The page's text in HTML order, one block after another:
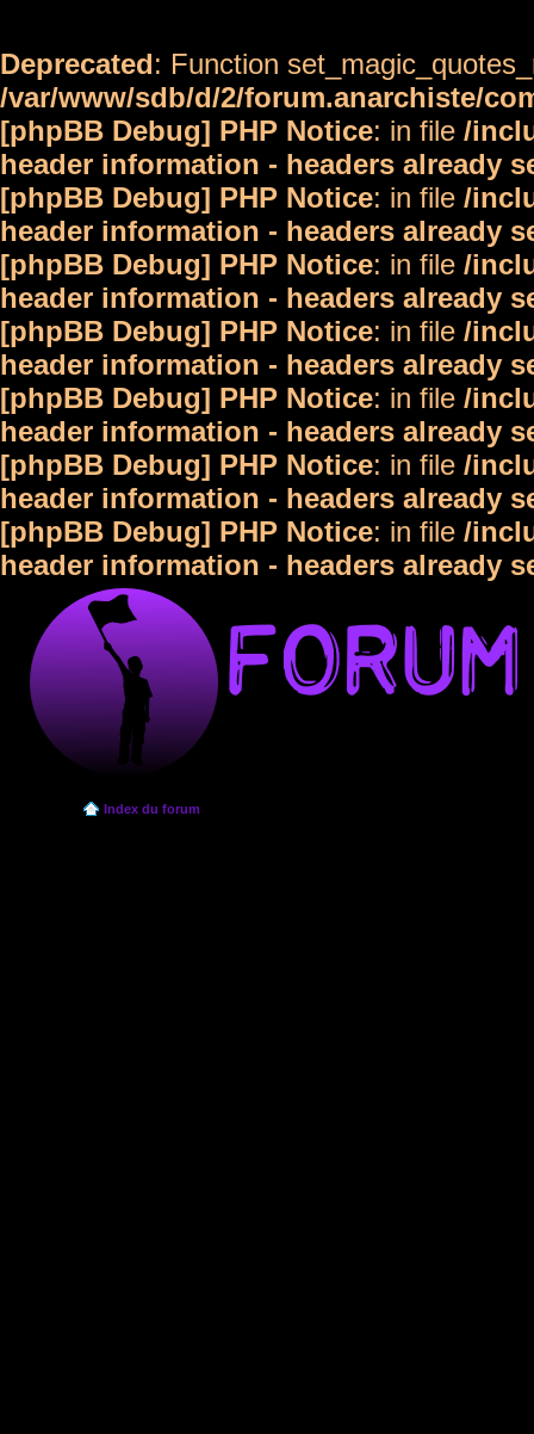
Deprecated: Function
/var/www/sdb/d/2/forum.anarchiste/
[phpBB Debug] PHP Notice: in file /
header information - headers already
[phpBB Debug] PHP Notice: in file /
header information - headers already
[phpBB Debug] PHP Notice: in file /
header information - headers already
[phpBB Debug] PHP Notice: in file /
header information - headers already
[phpBB Debug] PHP Notice: in file /
header information - headers already
[phpBB Debug] PHP Notice: in file /
header information - headers already
[phpBB Debug] PHP Notice: in file /
header information - headers already
Index du forum